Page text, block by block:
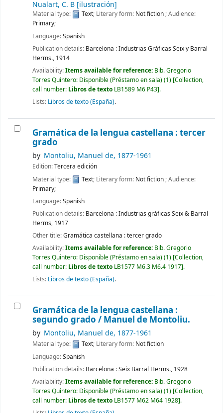
Nualart, C. B [ilustración]
Material type: Text; Literary form: Not fiction; Audience:
Primary;
Language:Spanish
Publication details: Barcelona :Industrias Gráficas Seix y Barral
Herms., 1914
Availability:Items available for reference: Bib. Gregorio
Torres Quintero: Disponible (Préstamo en sala)(1) Collection,
call number: Libros de texto LB1589 M6 P43 .
Lists: Libros de texto (España).
Gramática de la lengua castellana : tercer
grado
by Montoliu, Manuel de, 1877-1961
Edition:Tercera edición
Material type:
Text; Literary form: Not fiction ; Audience:
Primary;
Language:Spanish
Publication details: Barcelona :Industrias gráficas Seix & Barral
Herms, 1917
Other title:Gramática castellana : tercer grado
Availability:Items available for reference: Bib. Gregorio
Torres Quintero: Disponible (Préstamo en sala)(1) Collection,
call number: Libros de texto LB1577 M6.3 M6.4 1917 .
Lists: Libros de texto (España).
Gramática de la lengua castellana :
segundo grado / Manuel de Montoliu.
by Montoliu, Manuel de, 1877-1961
Material type: Text; Literary form: Not fiction
Language:Spanish
Publication details: Barcelona :Seix Barral Herms., 1928
Availability:Items available for reference: Bib. Gregorio
Torres Quintero: Disponible (Préstamo en sala)(1) Collection,
call number: Libros de texto LB1577 M62 M64 1928 .